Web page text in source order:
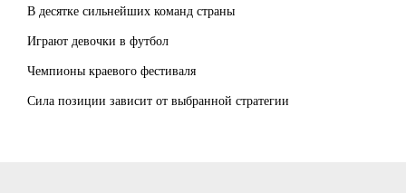
В десятке сильнейших команд страны
Играют девочки в футбол
Чемпионы краевого фестиваля
Сила позиции зависит от выбранной стратегии